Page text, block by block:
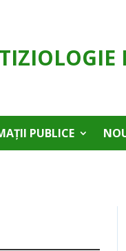
PUBLICE